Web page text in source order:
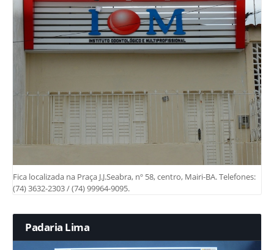
Fica localizada na Praça J.J.Seabra, nº 58, centro, Mairi-BA. Telefones:
(74) 3632-2303 / (74) 99964-9095.
Padaria Lima